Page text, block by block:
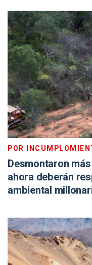
POR
Desmontaron
ahora deberán
ambiental